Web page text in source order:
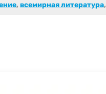
, всемирная литература,